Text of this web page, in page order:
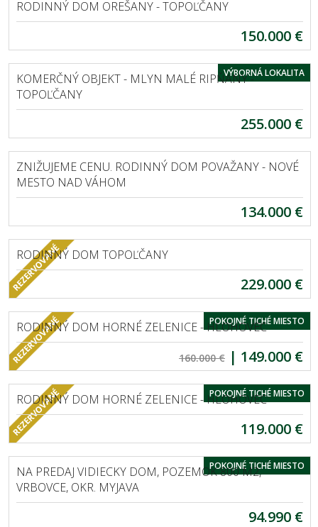
RODINNÝ DOM OREŠANY - TOPOĽČANY
150.000 €
VÝBORNÁ LOKALITA
EXKLUZÍVNE
KOMERČNÝ OBJEKT - MLYN MALÉ RIPŇANY -
TOPOĽČANY
255.000 €
EXKLUZÍVNE
ZNIŽUJEME CENU. RODINNÝ DOM POVAŽANY - NOVÉ
MESTO NAD VÁHOM
134.000 €
EXKLUZÍVNE
RODINNÝ DOM TOPOĽČANY
229.000 €
POKOJNÉ TICHÉ MIESTO
EXKLUZÍVNE
RODINNÝ DOM HORNÉ ZELENICE - HLOHOVEC
160.000 € | 149.000 €
POKOJNÉ TICHÉ MIESTO
EXKLUZÍVNE
RODINNÝ DOM HORNÉ ZELENICE - HLOHOVEC
119.000 €
POKOJNÉ TICHÉ MIESTO
EXKLUZÍVNE
NA PREDAJ VIDIECKY DOM, POZEMOK 800 M2,
VRBOVCE, OKR. MYJAVA
94.990 €
EXKLUZÍVNE